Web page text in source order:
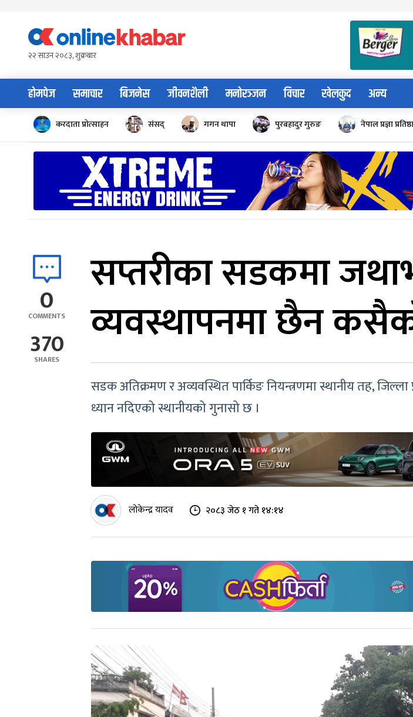
content२२ साउन २०८३, शुक्रबार
होमपेज समाचार बिजनेस जीवनशैली मनोरञ्जन विचार खेलकुद अन्य
करदाता प्रोत्साहन संसद् गगन थापा पुरबहादुर गुरुङ नेपाल प्रज्ञा
0
COMMENTS
370
SHARES
सप्तरीका सडकमा
व्यवस्थापनमा छैन
सडक अतिक्रमण र अव्यवस्थित पार्किङ नियन्त्रणमा स्थानीय तह,
ध्यान नदिएको स्थानीयको गुनासो छ ।
लोकेन्द्र यादव २०८३ जेठ १ गते १४:१४